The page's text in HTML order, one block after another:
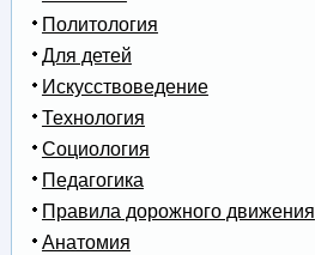
Политология
Для детей
Искусствоведение
Технология
Социология
Педагогика
Правила дорожного движения
Анатомия